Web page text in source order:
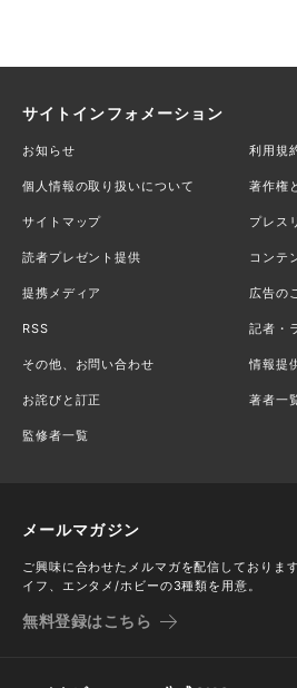
サイトインフォメーション
お知らせ 利用規
個人情報の取り扱いについて 著作権
サイトマップ プレス
読者プレゼント提供 コンテ
提携メディア 広告の
RSS 記者・
その他、お問い合わせ 情報提
お詫びと訂正 著者一
監修者一覧
メールマガジン
ご興味に合わせたメルマガを配信しておりま
イフ、エンタメ/ホビーの3種類を用意。
無料登録はこちら